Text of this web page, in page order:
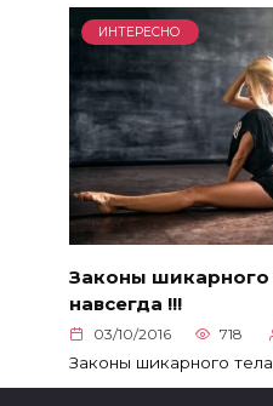
ИНТЕРЕСНО
Законы шикарного
навсегда !!!
03/10/2016 718
Законы шикарного